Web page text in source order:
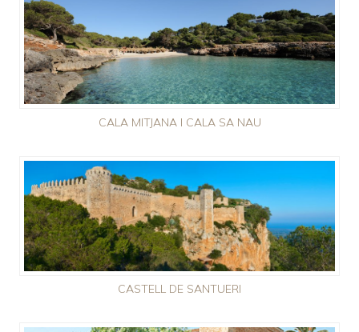
CALA MITJANA I CALA SA NAU
CASTELL DE SANTUERI